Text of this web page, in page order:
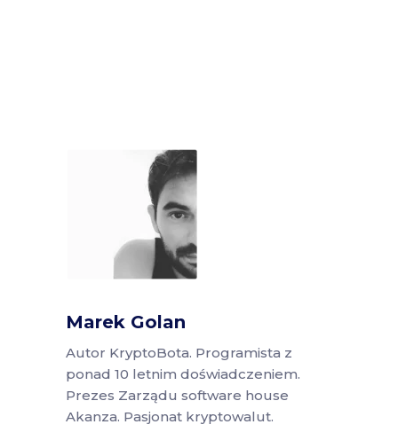
Marek Golan
Autor KryptoBota. Programista z
ponad 10 letnim doświadczeniem.
Prezes Zarządu software house
Akanza. Pasjonat kryptowalut.